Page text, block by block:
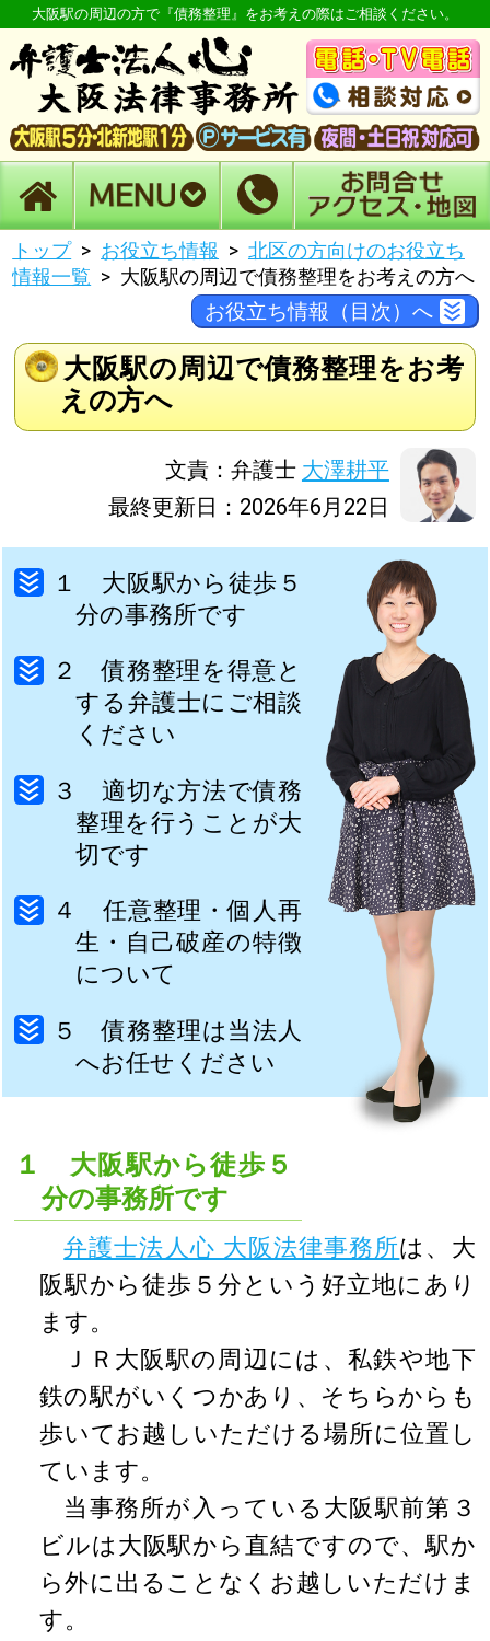
大阪駅の周辺の方で『債務整理』をお考えの際はご相談ください。
トップ お役立ち情報
北区の方向けのお役立ち
情報一覧
大阪駅の周辺で債務整理をお考えの方へ
お役立ち情報（目次）へ
大阪駅の周辺で債務整理をお考
えの方へ
文責：弁護士 大澤耕平
最終更新日：2026年6月22日
１ 大阪駅から徒歩５
分の事務所です
２ 債務整理を得意と
する弁護士にご相談
ください
３ 適切な方法で債務
整理を行うことが大
切です
４ 任意整理・個人再
生・自己破産の特徴
について
５ 債務整理は当法人
へお任せください
１ 大阪駅から徒歩５
分の事務所です
弁護士法人心 大阪法律事務所は、大
阪駅から徒歩５分という好立地にあり
ます。
ＪＲ大阪駅の周辺には、私鉄や地下
鉄の駅がいくつかあり、そちらからも
歩いてお越しいただける場所に位置し
ています。
当事務所が入っている大阪駅前第３
ビルは大阪駅から直結ですので、駅か
ら外に出ることなくお越しいただけま
す。